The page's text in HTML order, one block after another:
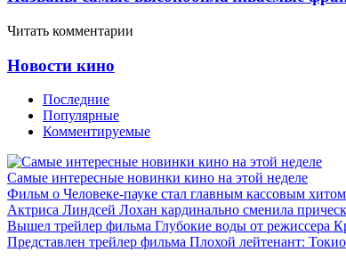
Читать комментарии
Новости кино
Последние
Популярные
Комментируемые
Самые интересные новинки кино на этой неделе
Фильм о Человеке-пауке стал главным кассовым хитом
Актриса Линдсей Лохан кардинально сменила
Вышел трейлер фильма Глубокие воды от режиссера
Представлен трейлер фильма Плохой лейтенант: Токио